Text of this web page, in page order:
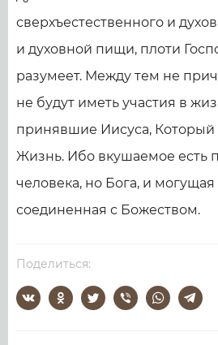
сверхъестественного и
и духовной пищи, плоти
разумеет. Между тем не
не будут иметь участия в
принявшие Иисуса, Который
Жизнь. Ибо вкушаемое есть
человека, но Бога, и могущая
соединенная с Божеством.
Поделиться: